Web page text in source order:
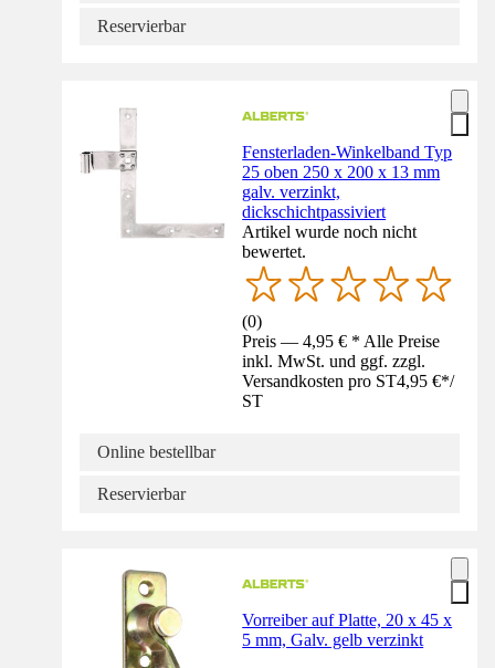
Reservierbar
Fensterladen-Winkelband Typ
25 oben 250 x 200 x 13 mm
galv. verzinkt,
dickschichtpassiviert
Artikel wurde noch nicht
bewertet.
(0)
Preis — 4,95 € * Alle Preise
inkl. MwSt. und ggf. zzgl.
Versandkosten pro ST4,95 €*/
ST
Online bestellbar
Reservierbar
Vorreiber auf Platte, 20 x 45 x
5 mm, Galv. gelb verzinkt